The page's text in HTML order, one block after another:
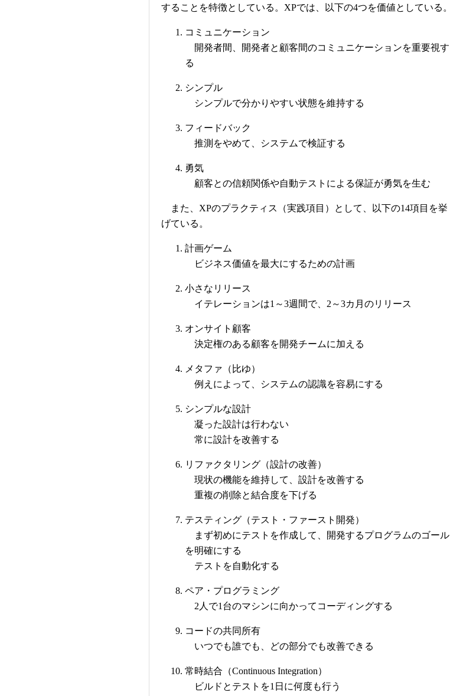
することを特徴としている。XPでは、以下の4つを価値としている。
コミュニケーション
開発者間、開発者と顧客間のコミュニケーションを重要視す
る
シンプル
シンプルで分かりやすい状態を維持する
フィードバック
推測をやめて、システムで検証する
勇気
顧客との信頼関係や自動テストによる保証が勇気を生む
また、XPのプラクティス（実践項目）として、以下の14項目を挙
げている。
計画ゲーム
ビジネス価値を最大にするための計画
小さなリリース
イテレーションは1～3週間で、2～3カ月のリリース
オンサイト顧客
決定権のある顧客を開発チームに加える
メタファ（比ゆ）
例えによって、システムの認識を容易にする
シンプルな設計
凝った設計は行わない
常に設計を改善する
リファクタリング（設計の改善）
現状の機能を維持して、設計を改善する
重複の削除と結合度を下げる
テスティング（テスト・ファースト開発）
まず初めにテストを作成して、開発するプログラムのゴール
を明確にする
テストを自動化する
ペア・プログラミング
2人で1台のマシンに向かってコーディングする
コードの共同所有
いつでも誰でも、どの部分でも改善できる
常時結合（Continuous Integration）
ビルドとテストを1日に何度も行う